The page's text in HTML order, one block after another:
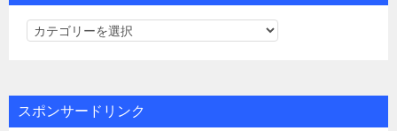
カ
リ
ー
スポンサードリンク